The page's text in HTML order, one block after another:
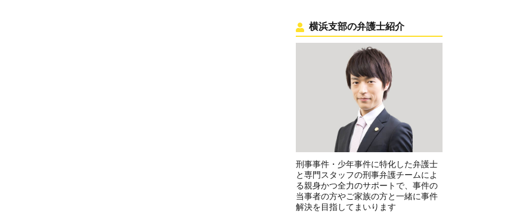
横浜支部の弁護士紹介
刑事事件・少年事件に特化した弁護士
と専門スタッフの刑事弁護チームによ
る親身かつ全力のサポートで、事件の
当事者の方やご家族の方と一緒に事件
解決を目指してまいります